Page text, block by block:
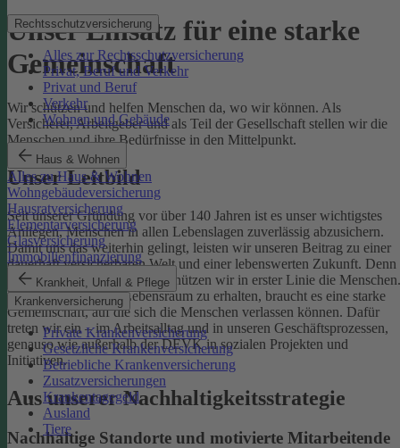
Rechtsschutzversicherung
Alles zur Rechtsschutzversicherung
Privat, Beruf und Verkehr
Privat und Beruf
Verkehr
Wohnen und Gebäude
Haus & Wohnen
Alles zu Haus & Wohnen
Wohngebäudeversicherung
Hausratversicherung
Elementarversicherung
Glasversicherung
Immobilienfinanzierung
Krankheit, Unfall & Pflege
Krankenversicherung
Private Krankenversicherung
Gesetzliche Krankenversicherung
Betriebliche Krankenversicherung
Zusatzversicherungen
Krankentagegeld
Ausland
Tiere
Unser Einsatz für eine starke
Gemeinschaft
Wir schützen und helfen Menschen da, wo wir können. Als
Versicherer, Arbeitgeber und als Teil der Gesellschaft stellen wir die
Menschen und ihre Bedürfnisse in den Mittelpunkt.
Unser Leitbild
Seit unserer Gründung vor über 140 Jahren ist es unser wichtigstes
Anliegen, Menschen in allen Lebenslagen zuverlässig abzusichern.
Damit uns das weiterhin gelingt, leisten wir unseren Beitrag zu einer
dauerhaft versicherbaren Welt und einer lebenswerten Zukunft. Denn
schützen wir das Klima, so schützen wir in erster Linie die Menschen.
Um einen gesunden Lebensraum zu erhalten, braucht es eine starke
Gemeinschaft, auf die sich die Menschen verlassen können. Dafür
treten wir ein – im Arbeitsalltag und in unseren Geschäftsprozessen,
genauso wie außerhalb der DEVK in sozialen Projekten und
Initiativen.
Aus unserer Nachhaltigkeitsstrategie
Nachhaltige Standorte und motivierte Mitarbeitende